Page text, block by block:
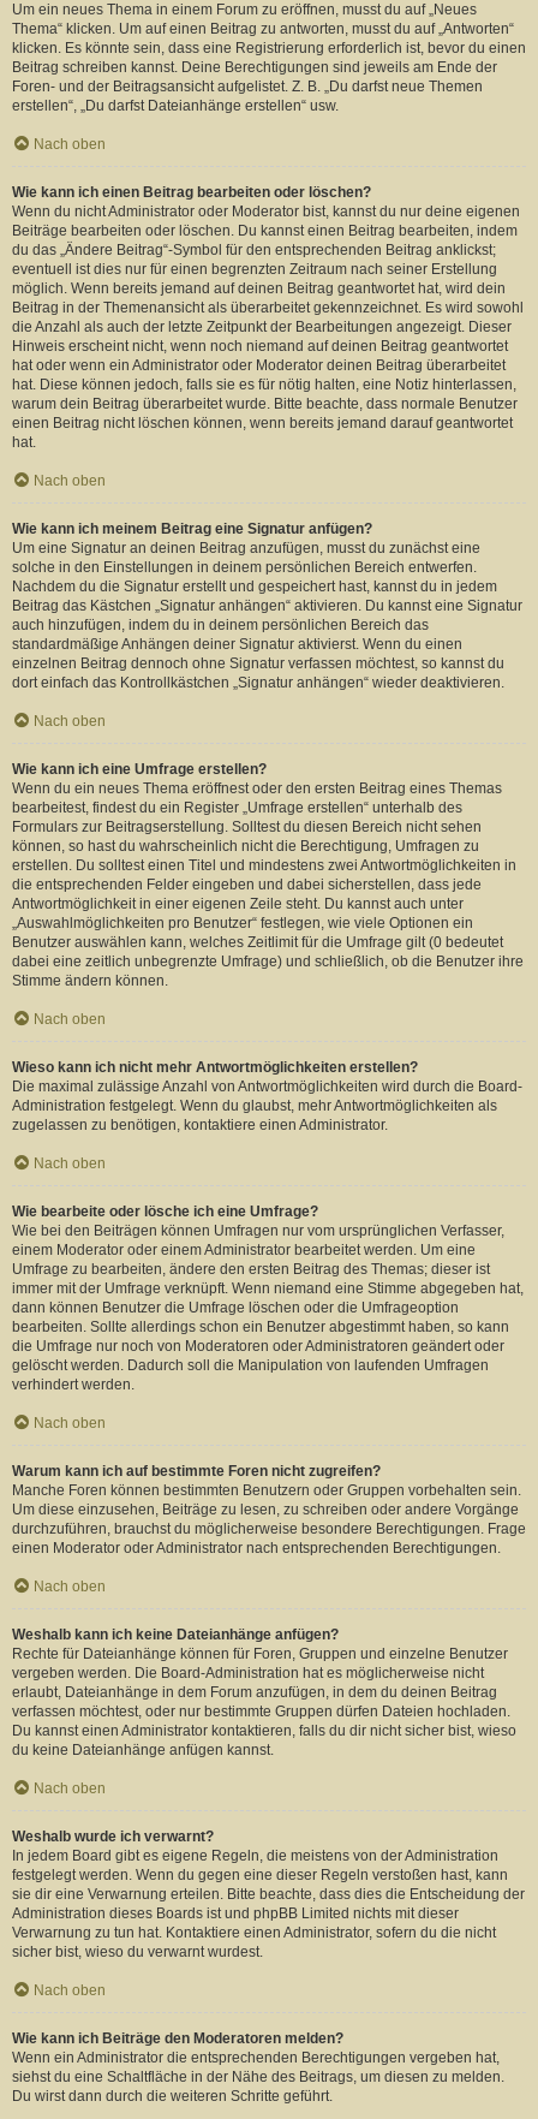
Um ein neues Thema in einem Forum zu eröffnen, musst du auf „Neues
Thema“ klicken. Um auf einen Beitrag zu antworten, musst du auf „Antworten“
klicken. Es könnte sein, dass eine Registrierung erforderlich ist, bevor du einen
Beitrag schreiben kannst. Deine Berechtigungen sind jeweils am Ende der
Foren- und der Beitragsansicht aufgelistet. Z. B. „Du darfst neue Themen
erstellen“, „Du darfst Dateianhänge erstellen“ usw.
Nach oben
Wie kann ich einen Beitrag bearbeiten oder löschen?
Wenn du nicht Administrator oder Moderator bist, kannst du nur deine eigenen
Beiträge bearbeiten oder löschen. Du kannst einen Beitrag bearbeiten, indem
du das „Ändere Beitrag“-Symbol für den entsprechenden Beitrag anklickst;
eventuell ist dies nur für einen begrenzten Zeitraum nach seiner Erstellung
möglich. Wenn bereits jemand auf deinen Beitrag geantwortet hat, wird dein
Beitrag in der Themenansicht als überarbeitet gekennzeichnet. Es wird sowohl
die Anzahl als auch der letzte Zeitpunkt der Bearbeitungen angezeigt. Dieser
Hinweis erscheint nicht, wenn noch niemand auf deinen Beitrag geantwortet
hat oder wenn ein Administrator oder Moderator deinen Beitrag überarbeitet
hat. Diese können jedoch, falls sie es für nötig halten, eine Notiz hinterlassen,
warum dein Beitrag überarbeitet wurde. Bitte beachte, dass normale Benutzer
einen Beitrag nicht löschen können, wenn bereits jemand darauf geantwortet
hat.
Nach oben
Wie kann ich meinem Beitrag eine Signatur anfügen?
Um eine Signatur an deinen Beitrag anzufügen, musst du zunächst eine
solche in den Einstellungen in deinem persönlichen Bereich entwerfen.
Nachdem du die Signatur erstellt und gespeichert hast, kannst du in jedem
Beitrag das Kästchen „Signatur anhängen“ aktivieren. Du kannst eine Signatur
auch hinzufügen, indem du in deinem persönlichen Bereich das
standardmäßige Anhängen deiner Signatur aktivierst. Wenn du einen
einzelnen Beitrag dennoch ohne Signatur verfassen möchtest, so kannst du
dort einfach das Kontrollkästchen „Signatur anhängen“ wieder deaktivieren.
Nach oben
Wie kann ich eine Umfrage erstellen?
Wenn du ein neues Thema eröffnest oder den ersten Beitrag eines Themas
bearbeitest, findest du ein Register „Umfrage erstellen“ unterhalb des
Formulars zur Beitragserstellung. Solltest du diesen Bereich nicht sehen
können, so hast du wahrscheinlich nicht die Berechtigung, Umfragen zu
erstellen. Du solltest einen Titel und mindestens zwei Antwortmöglichkeiten in
die entsprechenden Felder eingeben und dabei sicherstellen, dass jede
Antwortmöglichkeit in einer eigenen Zeile steht. Du kannst auch unter
„Auswahlmöglichkeiten pro Benutzer“ festlegen, wie viele Optionen ein
Benutzer auswählen kann, welches Zeitlimit für die Umfrage gilt (0 bedeutet
dabei eine zeitlich unbegrenzte Umfrage) und schließlich, ob die Benutzer ihre
Stimme ändern können.
Nach oben
Wieso kann ich nicht mehr Antwortmöglichkeiten erstellen?
Die maximal zulässige Anzahl von Antwortmöglichkeiten wird durch die Board-
Administration festgelegt. Wenn du glaubst, mehr Antwortmöglichkeiten als
zugelassen zu benötigen, kontaktiere einen Administrator.
Nach oben
Wie bearbeite oder lösche ich eine Umfrage?
Wie bei den Beiträgen können Umfragen nur vom ursprünglichen Verfasser,
einem Moderator oder einem Administrator bearbeitet werden. Um eine
Umfrage zu bearbeiten, ändere den ersten Beitrag des Themas; dieser ist
immer mit der Umfrage verknüpft. Wenn niemand eine Stimme abgegeben hat,
dann können Benutzer die Umfrage löschen oder die Umfrageoption
bearbeiten. Sollte allerdings schon ein Benutzer abgestimmt haben, so kann
die Umfrage nur noch von Moderatoren oder Administratoren geändert oder
gelöscht werden. Dadurch soll die Manipulation von laufenden Umfragen
verhindert werden.
Nach oben
Warum kann ich auf bestimmte Foren nicht zugreifen?
Manche Foren können bestimmten Benutzern oder Gruppen vorbehalten sein.
Um diese einzusehen, Beiträge zu lesen, zu schreiben oder andere Vorgänge
durchzuführen, brauchst du möglicherweise besondere Berechtigungen. Frage
einen Moderator oder Administrator nach entsprechenden Berechtigungen.
Nach oben
Weshalb kann ich keine Dateianhänge anfügen?
Rechte für Dateianhänge können für Foren, Gruppen und einzelne Benutzer
vergeben werden. Die Board-Administration hat es möglicherweise nicht
erlaubt, Dateianhänge in dem Forum anzufügen, in dem du deinen Beitrag
verfassen möchtest, oder nur bestimmte Gruppen dürfen Dateien hochladen.
Du kannst einen Administrator kontaktieren, falls du dir nicht sicher bist, wieso
du keine Dateianhänge anfügen kannst.
Nach oben
Weshalb wurde ich verwarnt?
In jedem Board gibt es eigene Regeln, die meistens von der Administration
festgelegt werden. Wenn du gegen eine dieser Regeln verstoßen hast, kann
sie dir eine Verwarnung erteilen. Bitte beachte, dass dies die Entscheidung der
Administration dieses Boards ist und phpBB Limited nichts mit dieser
Verwarnung zu tun hat. Kontaktiere einen Administrator, sofern du die nicht
sicher bist, wieso du verwarnt wurdest.
Nach oben
Wie kann ich Beiträge den Moderatoren melden?
Wenn ein Administrator die entsprechenden Berechtigungen vergeben hat,
siehst du eine Schaltfläche in der Nähe des Beitrags, um diesen zu melden.
Du wirst dann durch die weiteren Schritte geführt.